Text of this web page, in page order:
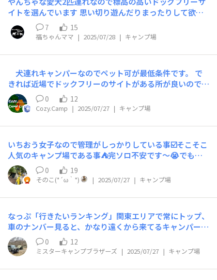
イトを選んでいます 思い切り遊んだりまったりして欲し
いので☺️ 電源があると犬連れは助かるので＋電源サイト
を探していますが、中々少ないです💦 なので遠くても気
になれば出向きます🤣 夏は標高が高い場所でも扇風機は2
台フル稼働です🤭 ポタ電用意したらもっと色々な所に行
7 15
福ちゃんママ | 2025/07/28 | キャンプ場
犬連れキャンパーなのでペット可が最低条件です。 で
きれば近場でドックフリーのサイトがある所が良いのです
が。
0 12
Cozy.Camp | 2025/07/27 | キャンプ場
いちおう女子なので管理がしっかりしている事☑️そこそこ
人気のキャンプ場である事⛺️完ソロ不安です〜😭でも区
画が狭くて難民キャンプみたいに込み込みなのも嫌❌←今
は流石に無いですよね😅 トイレが綺麗な事🤩清潔感のあ
るトイレでかなり印象が変わって来ると思います✨ 季節
によって変わりますが今なら木陰があるサイト🌳日焼けし
0 19
そのこ(*´ω｀*) | 2025/07/27 | キャンプ場
なっぷ「行きたいランキング」関東エリアで常にトップ、
車のナンバー見ると、かなり遠くから来てるキャンパーも
いる。予約はなっぷで毎月１日の午前0:00〜2ヶ月先の予
約競争、人気のサイトはすぐに埋まってしまう。やはりプ
レミアムが人気だが、季節に合わせて選択した方が良い。
場所によってはお安く借りれるサイトもある。プレミアム
0 12
ミスターキャンプブラザーズ | 2025/07/27 | キャンプ場